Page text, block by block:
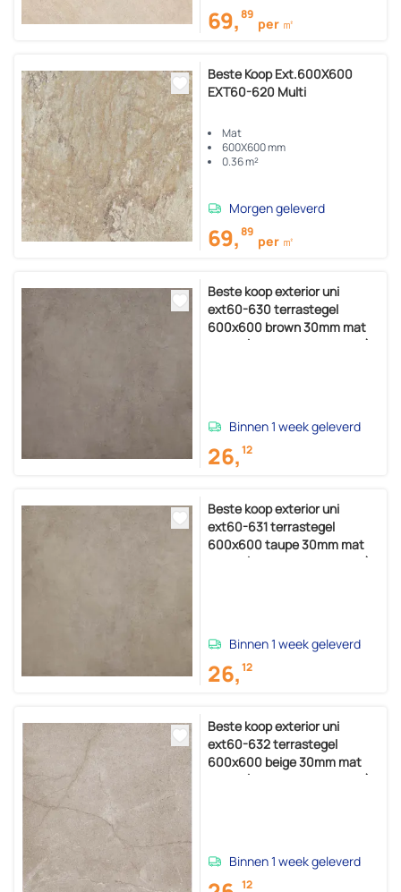
69,89
per ㎡
Beste Koop Ext.600X600
EXT60-620 Multi
Mat
600X600 mm
0.36 m²
Morgen geleverd
69,89
per ㎡
Beste koop exterior uni
ext60-630 terrastegel
600x600 brown 30mm mat
ret.r11 (doosinhoud 0,36 m2)
Binnen 1 week geleverd
26,12
Beste koop exterior uni
ext60-631 terrastegel
600x600 taupe 30mm mat
ret.r11 (doosinhoud 0,36 m2)
Binnen 1 week geleverd
26,12
Beste koop exterior uni
ext60-632 terrastegel
600x600 beige 30mm mat
ret.r11 (doosinhoud 0,36 m2)
Binnen 1 week geleverd
12